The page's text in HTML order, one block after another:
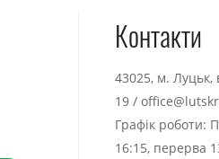
Контакти
43025, м. Луцьк,
19 /
Графік
16:15, перерва